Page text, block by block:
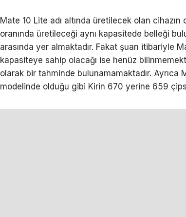
Mate 10 Lite adı altında üretilecek olan
oranında üretileceği aynı kapasitede belleği
arasında yer almaktadır. Fakat şuan itibariyle
kapasiteye sahip olacağı ise henüz
olarak bir tahminde bulunamamaktadır. Ayrıca
modelinde olduğu gibi Kirin 670 yerine 659